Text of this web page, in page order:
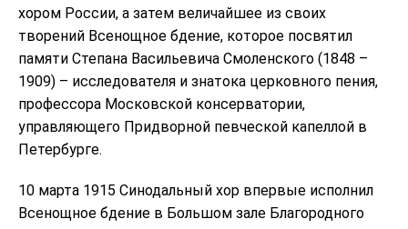
хором России, а затем величайшее из своих
творений Всенощное бдение, которое посвятил
памяти Степана Васильевича Смоленского (1848 –
1909) – исследователя и знатока церковного пения,
профессора Московской консерватории,
управляющего Придворной певческой капеллой в
Петербурге.
10 марта 1915 Синодальный хор впервые исполнил
Всенощное бдение в Большом зале Благородного